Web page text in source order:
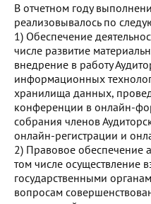
В отчетном году
реализовывалось по
1) Обеспечение
числе развитие
внедрение в работу
информационных
хранилища данных,
конференции в онлайн-
собрания членов
онлайн-регистрации и
2) Правовое обеспечение
том числе осуществление
государственными
вопросам